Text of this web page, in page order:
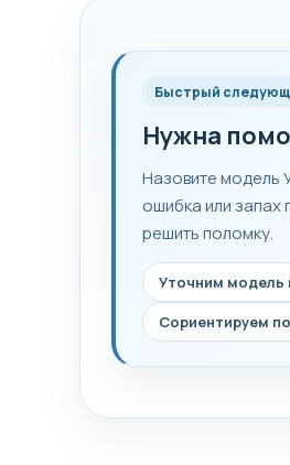
Быстрый
Нужна
Назовите модель
ошибка или
решить поломку.
Уточним модель
Сориентируем